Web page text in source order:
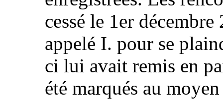
cessé le 1er
appelé I. pour se
ci lui avait remis en
été marqués au